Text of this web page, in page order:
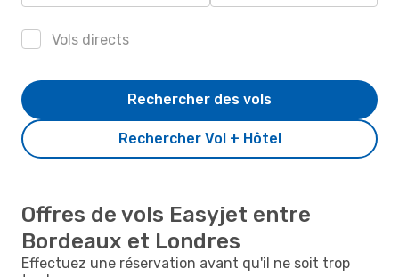
Vols directs
Rechercher Vol + Hôtel
Rechercher des vols
Offres de vols Easyjet entre
Bordeaux et Londres
Effectuez une réservation avant qu'il ne soit trop